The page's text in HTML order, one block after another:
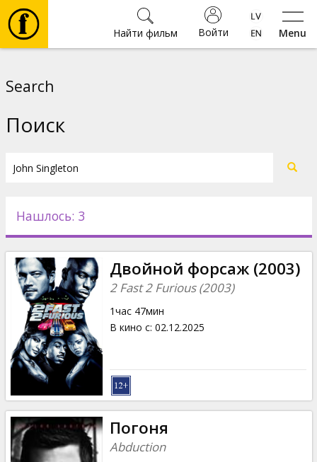
Menu
Войти
Найти фильм
Новости
Подарки
Кинозакуски
B2B
Клуб
Search
Поиск
Нашлось: 3
Двойной форсаж (2003)
2 Fast 2 Furious (2003)
1час 47мин
В кино с: 02.12.2025
Погоня
Abduction